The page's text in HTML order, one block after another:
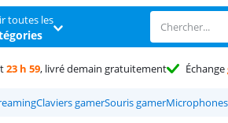
toutes les
23 h 59, livré demain gratuitement Échange
Claviers gamerSouris gamer